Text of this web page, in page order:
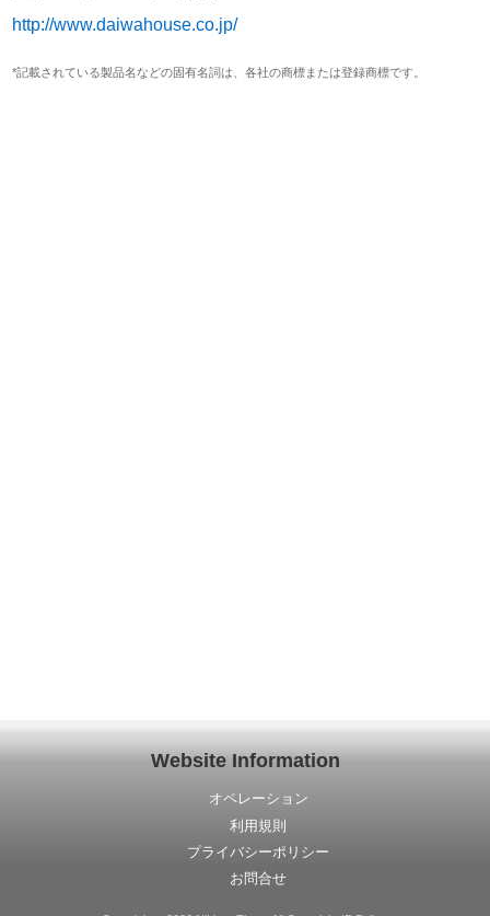
http://www.daiwahouse.co.jp/
*記載されている製品名などの固有名詞は、各社の商標または登録商標です。
Website Information
オペレーション
利用規則
プライバシーポリシー
お問合せ